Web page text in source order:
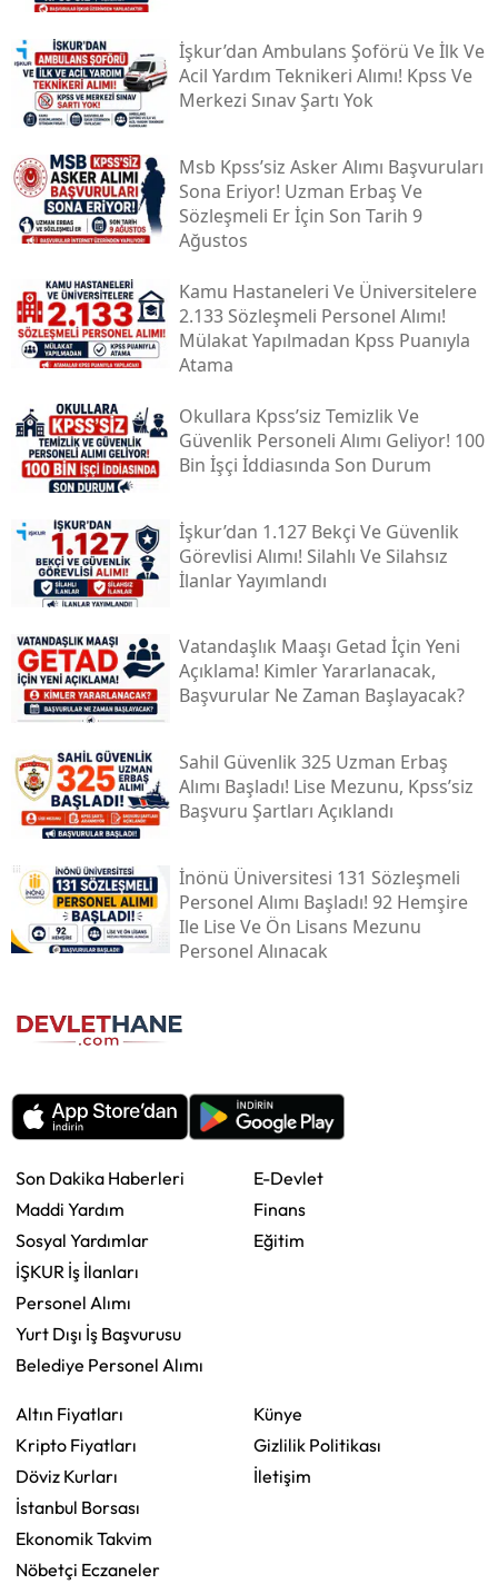
İşkur’dan Ambulans Şoförü Ve İlk Ve
Acil Yardım Teknikeri Alımı! Kpss Ve
Merkezi Sınav Şartı Yok
Msb Kpss’siz Asker Alımı Başvuruları
Sona Eriyor! Uzman Erbaş Ve
Sözleşmeli Er İçin Son Tarih 9
Ağustos
Kamu Hastaneleri Ve Üniversitelere
2.133 Sözleşmeli Personel Alımı!
Mülakat Yapılmadan Kpss Puanıyla
Atama
Okullara Kpss’siz Temizlik Ve
Güvenlik Personeli Alımı Geliyor! 100
Bin İşçi İddiasında Son Durum
İşkur’dan 1.127 Bekçi Ve Güvenlik
Görevlisi Alımı! Silahlı Ve Silahsız
İlanlar Yayımlandı
Vatandaşlık Maaşı Getad İçin Yeni
Açıklama! Kimler Yararlanacak,
Başvurular Ne Zaman Başlayacak?
Sahil Güvenlik 325 Uzman Erbaş
Alımı Başladı! Lise Mezunu, Kpss’siz
Başvuru Şartları Açıklandı
İnönü Üniversitesi 131 Sözleşmeli
Personel Alımı Başladı! 92 Hemşire
Ile Lise Ve Ön Lisans Mezunu
Personel Alınacak
Son Dakika Haberleri
Maddi Yardım
Sosyal Yardımlar
İŞKUR İş İlanları
Personel Alımı
Yurt Dışı İş Başvurusu
Belediye Personel Alımı
E-Devlet
Finans
Eğitim
Altın Fiyatları
Kripto Fiyatları
Döviz Kurları
İstanbul Borsası
Ekonomik Takvim
Nöbetçi Eczaneler
Künye
Gizlilik Politikası
İletişim